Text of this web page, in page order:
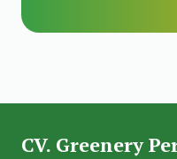
CV. Greenery